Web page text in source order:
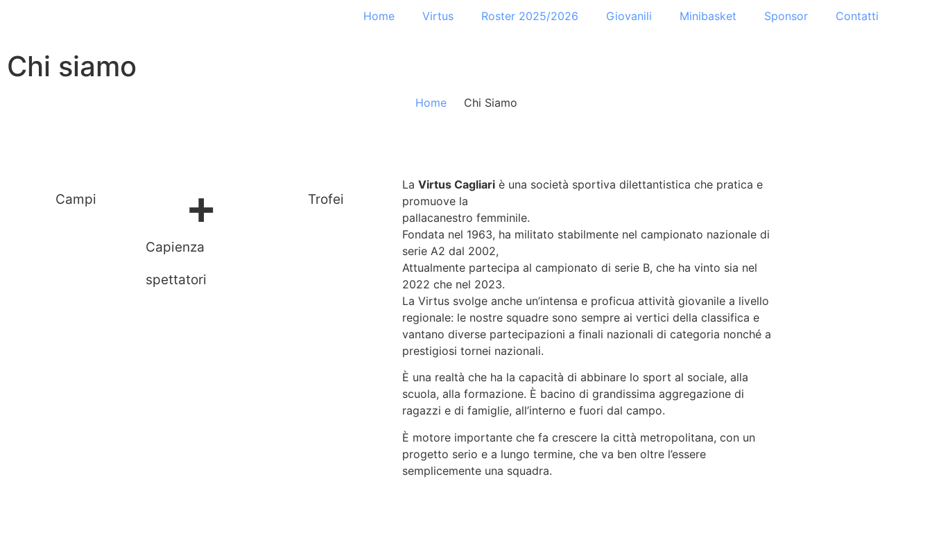
Home Virtus Roster 2025/2026 Giovanili Minibasket Sponsor Contatti
Chi siamo
Home Chi Siamo
Campi
Capienza
spettatori
+ Trofei
La Virtus Cagliari è una società sportiva dilettantistica che pratica e
promuove la
pallacanestro femminile.
Fondata nel 1963, ha militato stabilmente nel campionato nazionale di
serie A2 dal 2002,
Attualmente partecipa al campionato di serie B, che ha vinto sia nel
2022 che nel 2023.
La Virtus svolge anche un’intensa e proficua attività giovanile a livello
regionale: le nostre squadre sono sempre ai vertici della classifica e
vantano diverse partecipazioni a finali nazionali di categoria nonché a
prestigiosi tornei nazionali.
È una realtà che ha la capacità di abbinare lo sport al sociale, alla
scuola, alla formazione. È bacino di grandissima aggregazione di
ragazzi e di famiglie, all’interno e fuori dal campo.
È motore importante che fa crescere la città metropolitana, con un
progetto serio e a lungo termine, che va ben oltre l’essere
semplicemente una squadra.